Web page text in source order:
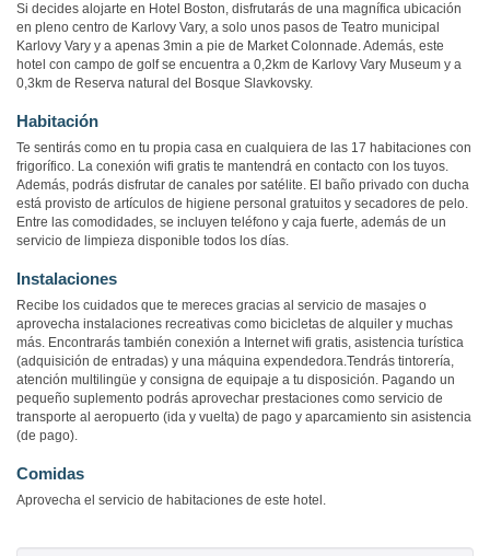
Si decides alojarte en Hotel Boston, disfrutarás de una magnífica ubicación
en pleno centro de Karlovy Vary, a solo unos pasos de Teatro municipal
Karlovy Vary y a apenas 3min a pie de Market Colonnade. Además, este
hotel con campo de golf se encuentra a 0,2km de Karlovy Vary Museum y a
0,3km de Reserva natural del Bosque Slavkovsky.
Habitación
Te sentirás como en tu propia casa en cualquiera de las 17 habitaciones con
frigorífico. La conexión wifi gratis te mantendrá en contacto con los tuyos.
Además, podrás disfrutar de canales por satélite. El baño privado con ducha
está provisto de artículos de higiene personal gratuitos y secadores de pelo.
Entre las comodidades, se incluyen teléfono y caja fuerte, además de un
servicio de limpieza disponible todos los días.
Instalaciones
Recibe los cuidados que te mereces gracias al servicio de masajes o
aprovecha instalaciones recreativas como bicicletas de alquiler y muchas
más. Encontrarás también conexión a Internet wifi gratis, asistencia turística
(adquisición de entradas) y una máquina expendedora.Tendrás tintorería,
atención multilingüe y consigna de equipaje a tu disposición. Pagando un
pequeño suplemento podrás aprovechar prestaciones como servicio de
transporte al aeropuerto (ida y vuelta) de pago y aparcamiento sin asistencia
(de pago).
Comidas
Aprovecha el servicio de habitaciones de este hotel.